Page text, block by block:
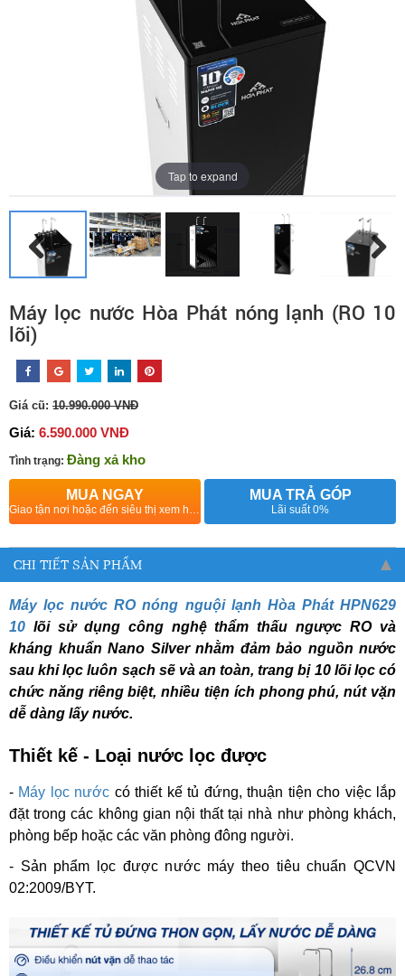
Tap to expand
Máy lọc nước Hòa Phát nóng lạnh (RO 10
lõi)
Giá cũ: 10.990.000 VNĐ
Giá: 6.590.000 VNĐ
Tình trạng: Đàng xả kho
MUA NGAY
Giao tận nơi hoặc đến siêu thị xem hàng
MUA TRẢ GÓP
Lãi suất 0%
CHI TIẾT SẢN PHẨM
Máy lọc nước RO nóng nguội lạnh Hòa Phát HPN629
10 lõi sử dụng công nghệ thẩm thấu ngược RO và
kháng khuẩn Nano Silver nhằm đảm bảo nguồn nước
sau khi lọc luôn sạch sẽ và an toàn, trang bị 10 lõi lọc có
chức năng riêng biệt, nhiều tiện ích phong phú, nút vặn
dễ dàng lấy nước.
Thiết kế - Loại nước lọc được
- Máy lọc nước có thiết kế tủ đứng, thuận tiện cho việc lắp
đặt trong các không gian nội thất tại nhà như phòng khách,
phòng bếp hoặc các văn phòng đông người.
- Sản phẩm lọc được nước máy theo tiêu chuẩn QCVN
02:2009/BYT.